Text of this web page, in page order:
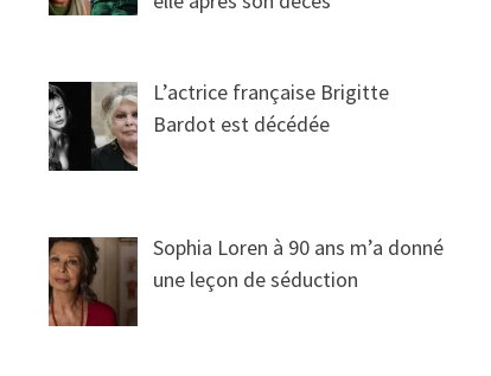
L’actrice française Brigitte
Bardot est décédée
Sophia Loren à 90 ans m’a donné
une leçon de séduction